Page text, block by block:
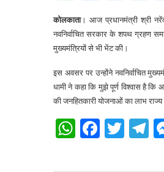
कोलकाता। आज प्रधानमंत्री श्री
नवनिर्वाचित सरकार के शपथ ग्रहण
मुख्यमंत्रियों से भी भेंट की।
इस अवसर पर उन्होंने नवनिर्वाचित
धामी ने कहा कि मुझे पूर्ण विश्वास है
की जनहितकारी योजनाओं का लाभ
WhatsApp